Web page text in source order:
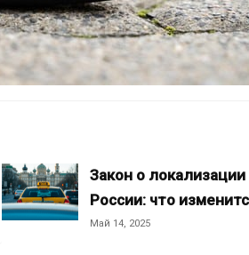
Закон о локализации
России: что
Май 14, 2025